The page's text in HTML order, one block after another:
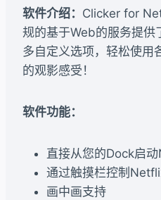
软件介绍： Clicker for
规的基于Web的服务提供
多自定义选项，轻松使用
的观影感受！
软件功能：
直接从您的Dock启
通过触摸栏控制
画中画支持